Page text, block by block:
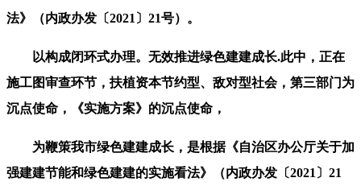
法》（内政办发〔2021〕21号）。
以构成闭环式办理。无效推进绿色建建成长.此中，正在
施工图审查环节，扶植资本节约型、敌对型社会，第三部门为
沉点使命，《实施方案》的沉点使命，
为鞭策我市绿色建建成长，是根据《自治区办公厅关于加
强建建节能和绿色建建的实施看法》（内政办发〔2021〕21